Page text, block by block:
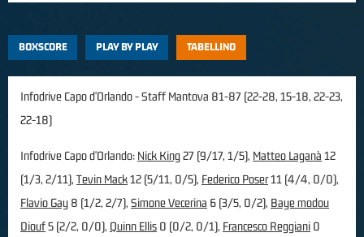
BOXSCORE PLAY BY PLAY TABELLINO
Infodrive Capo d'Orlando - Staff Mantova 81-87 (22-28, 15-18, 22-23,
22-18)
Infodrive Capo d'Orlando: Nick King27 (9/17, 1/5), Matteo Laganà 12
(1/3, 2/11), Tevin Mack12 (5/11, 0/5), Federico Poser11 (4/4, 0/0),
Flavio Gay 8 (1/2, 2/7), Simone Vecerina 6 (3/5, 0/2), Baye modou
Diouf5 (2/2, 0/0), Quinn Ellis 0 (0/2, 0/1), Francesco Reggiani 0